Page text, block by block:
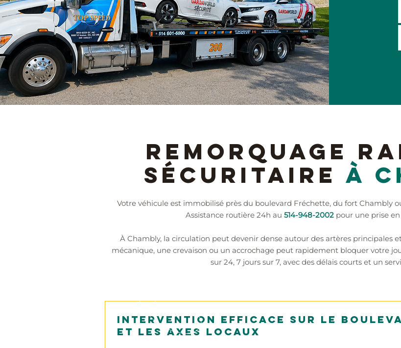
Remorquage
sécuritaireà
Votre véhicule est immobilisé près du boulevard Fréchette, du fort Chambly
Assistance routière 24h au 514-948-2002 pour une prise
À Chambly, la circulation peut devenir dense autour des artères principales
mécanique, une crevaison ou un accrochage peut rapidement bloquer votre
sur 24, 7 jours sur 7, avec des délais courts et un
Intervention efficace sur le
et les axes locaux